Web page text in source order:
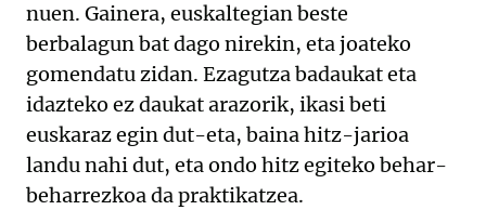
nuen. Gainera, euskaltegian beste
berbalagun bat dago nirekin, eta joateko
gomendatu zidan. Ezagutza badaukat eta
idazteko ez daukat arazorik, ikasi beti
euskaraz egin dut-eta, baina hitz-jarioa
landu nahi dut, eta ondo hitz egiteko behar-
beharrezkoa da praktikatzea.